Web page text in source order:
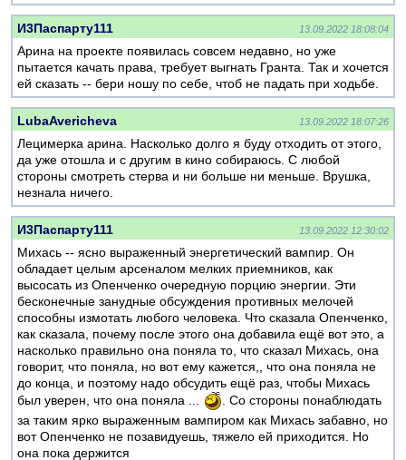
И3Паспарту111 13.09.2022 18:08:04
Арина на проекте появилась совсем недавно, но уже
пытается качать права, требует выгнать Гранта. Так и хочется
ей сказать -- бери ношу по себе, чтоб не падать при ходьбе.
LubaAvericheva 13.09.2022 18:07:26
Лецимерка арина. Насколько долго я буду отходить от этого,
да уже отошла и с другим в кино собираюсь. С любой
стороны смотреть стерва и ни больше ни меньше. Врушка,
незнала ничего.
И3Паспарту111 13.09.2022 12:30:02
Михась -- ясно выраженный энергетический вампир. Он
обладает целым арсеналом мелких приемников, как
высосать из Опенченко очередную порцию энергии. Эти
бесконечные занудные обсуждения противных мелочей
способны измотать любого человека. Что сказала Опенченко,
как сказала, почему после этого она добавила ещё вот это, а
насколько правильно она поняла то, что сказал Михась, она
говорит, что поняла, но вот ему кажется,, что она поняла не
до конца, и поэтому надо обсудить ещё раз, чтобы Михась
был уверен, что она поняла ...
. Со стороны понаблюдать
за таким ярко выраженным вампиром как Михась забавно, но
вот Опенченко не позавидуешь, тяжело ей приходится. Но
она пока держится